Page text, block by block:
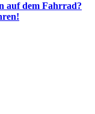
auf dem Fahrrad?